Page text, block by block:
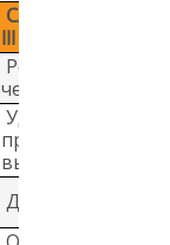
CAT IV 600 V/CAT
III 1000 V
Резиновый
чехол
Ударопрочность
при падении с
высоты 10 футов
Да, класс IP 67